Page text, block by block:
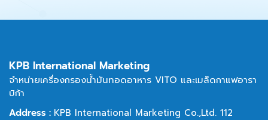
KPB International Marketing
จำหน่ายเครื่องกรองน้ำมันทอดอาหาร VITO และเมล็ดกาแฟอารา
บิก้า
Address : KPB International Marketing Co.,Ltd. 112